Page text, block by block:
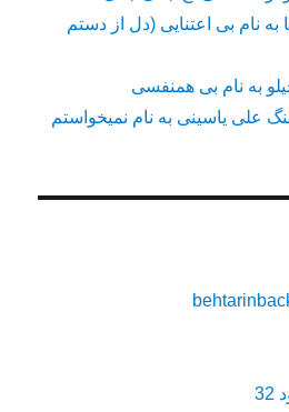
به نام بی اعتنایی (دل از دستم
به نام بی همنفسی
علی یاسینی به نام نمیخواستم